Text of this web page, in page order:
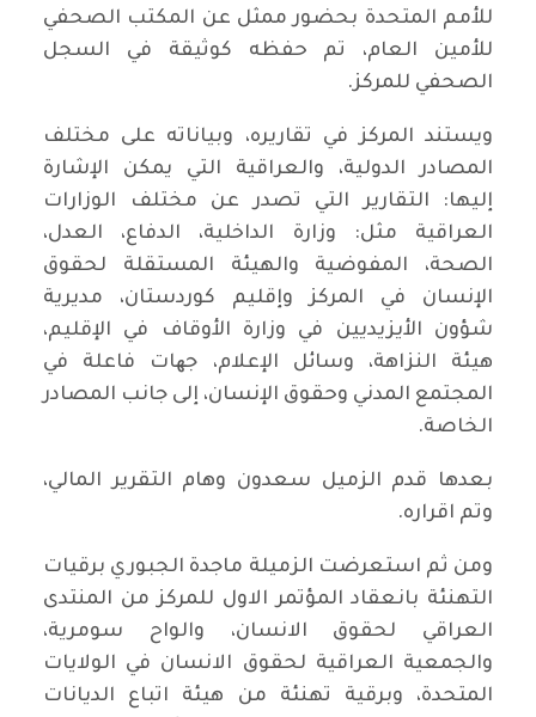
للأمم المتحدة بحضور ممثل عن المكتب الصحفي
للأمين العام، تم حفظه كوثيقة في السجل
الصحفي للمركز.
ويستند المركز في تقاريره، وبياناته على مختلف
المصادر الدولية، والعراقية التي يمكن الإشارة
إليها: التقارير التي تصدر عن مختلف الوزارات
العراقية مثل: وزارة الداخلية، الدفاع، العدل،
الصحة، المفوضية والهيئة المستقلة لحقوق
الإنسان في المركز وإقليم كوردستان، مديرية
شؤون الأيزيديين في وزارة الأوقاف في الإقليم،
هيئة النزاهة، وسائل الإعلام، جھات فاعلة في
المجتمع المدني وحقوق الإنسان، إلى جانب المصادر
الخاصة.
بعدها قدم الزميل سعدون وهام التقرير المالي،
وتم اقراره.
ومن ثم استعرضت الزميلة ماجدة الجبوري برقيات
التهنئة بانعقاد المؤتمر الاول للمركز من المنتدى
العراقي لحقوق الانسان، والواح سومرية،
والجمعية العراقية لحقوق الانسان في الولايات
المتحدة، وبرقية تهنئة من هيئة اتباع الديانات